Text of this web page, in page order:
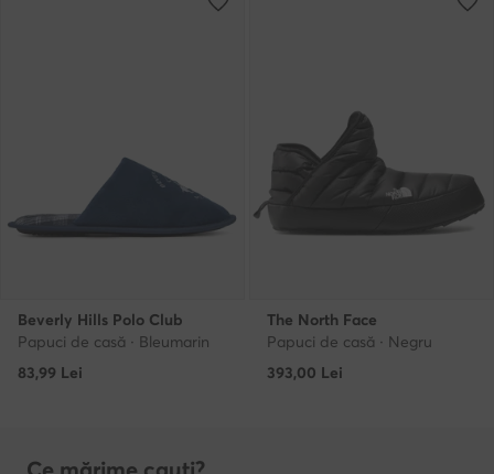
Beverly Hills Polo Club
Papuci de casă · Bleumarin
83,99 Lei
The North Face
Papuci de casă · Negru
393,00 Lei